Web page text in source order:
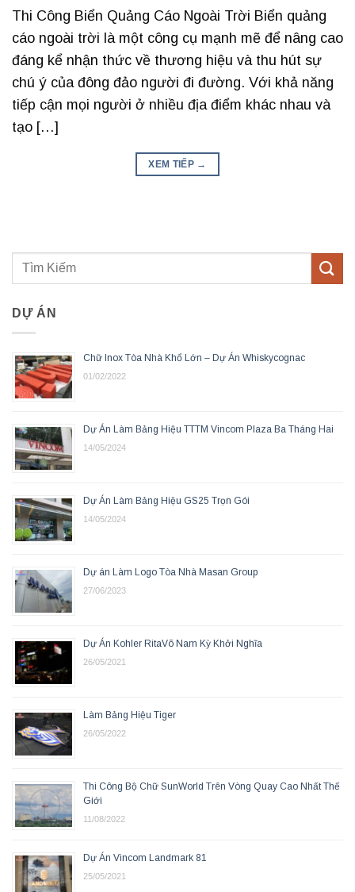
Thi Công Biển Quảng Cáo Ngoài Trời Biển quảng
cáo ngoài trời là một công cụ mạnh mẽ để nâng cao
đáng kể nhận thức về thương hiệu và thu hút sự
chú ý của đông đảo người đi đường. Với khả năng
tiếp cận mọi người ở nhiều địa điểm khác nhau và
tạo […]
XEM TIẾP →
DỰ ÁN
Chữ Inox Tòa Nhà Khổ Lớn – Dự Án Whiskycognac
01/02/2022
Dự Án Làm Bảng Hiệu TTTM Vincom Plaza Ba Tháng Hai
14/05/2024
Dự Án Làm Bảng Hiệu GS25 Trọn Gói
14/05/2024
Dự án Làm Logo Tòa Nhà Masan Group
27/06/2023
Dự Án Kohler RitaVõ Nam Kỳ Khởi Nghĩa
26/05/2021
Làm Bảng Hiệu Tiger
26/05/2022
Thi Công Bộ Chữ SunWorld Trên Vòng Quay Cao Nhất Thế
Giới
11/08/2022
Dự Án Vincom Landmark 81
25/05/2021